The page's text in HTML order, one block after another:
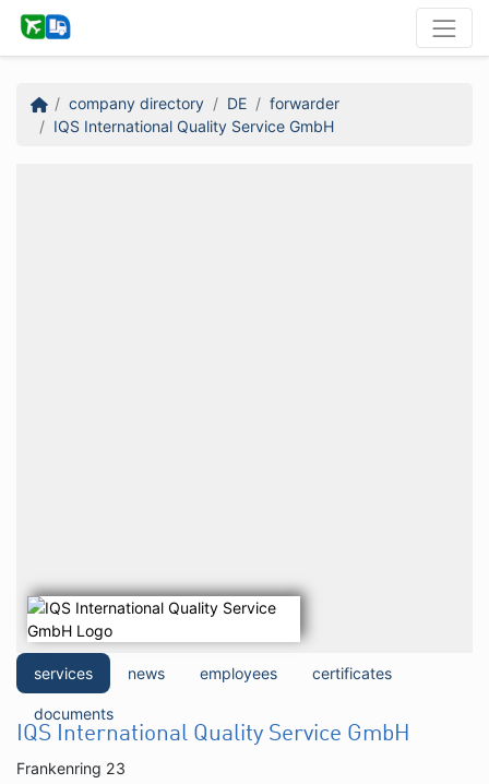
company directory DE
forwarder
IQS International Quality Service GmbH
services news employees certificates
documents
IQS International Quality Service GmbH
Frankenring 23